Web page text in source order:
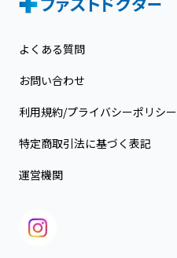
よくある質問
お問い合わせ
利用規約/プライバシーポリシー
特定商取引法に基づく表記
運営機関